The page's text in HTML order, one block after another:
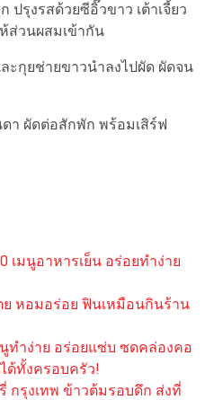
ปรุงรสด้วยซีอิ๊วขาว เต้าเจี้ยว
ส่วนผสมเข้ากัน
ะกุยช่ายขาวนำลงไปผัด ผัดจน
า ผัดต่อสักพัก พร้อมเสิร์ฟ
เมนูอาหารเย็น อร่อยทำง่าย
ย หอมอร่อย ฟินเหมือนกินร้าน
ทำง่าย อร่อยแซ่บ ซดคล่องคอ
ด้ทั้งครอบครัว!
กรุงเทพ ข้าวต้มรอบดึก ส่งที่